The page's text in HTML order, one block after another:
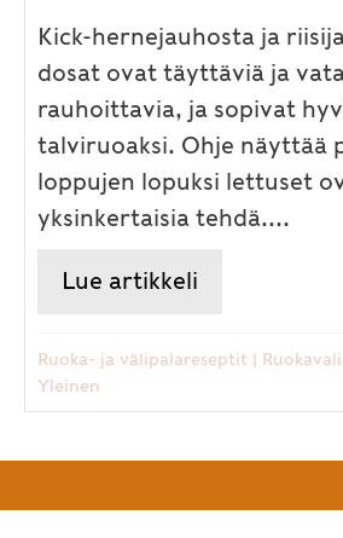
Kick-hernejauhosta ja
dosat ovat täyttäviä ja
rauhoittavia, ja sopivat
talviruoaksi. Ohje näyttää
loppujen lopuksi lettuset
yksinkertaisia tehdä....
Lue artikkeli
Ruoka- ja välipalareseptit |
Yleinen